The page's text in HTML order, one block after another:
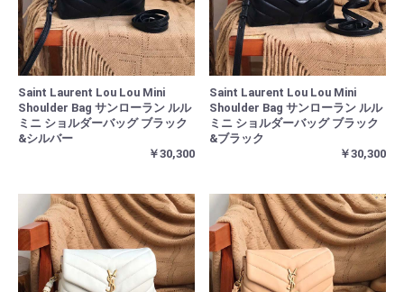
Saint Laurent Lou Lou Mini
Shoulder Bag サンローラン ルル
ミニ ショルダーバッグ ブラック
&シルバー
￥30,300
Saint Laurent Lou Lou Mini
Shoulder Bag サンローラン ルル
ミニ ショルダーバッグ ブラック
&ブラック
￥30,300